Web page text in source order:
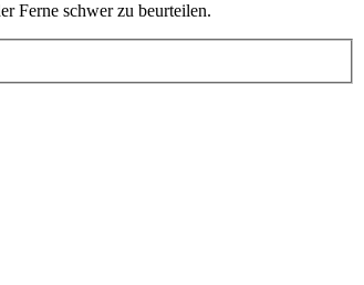
Ferne schwer zu beurteilen.